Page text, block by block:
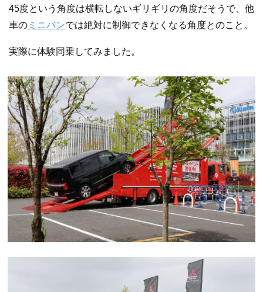
45度という角度は横転しないギリギリの角度だそうで、他
車の ミニバンでは絶対に制御できなくなる角度とのこと。
実際に体験同乗してみました。